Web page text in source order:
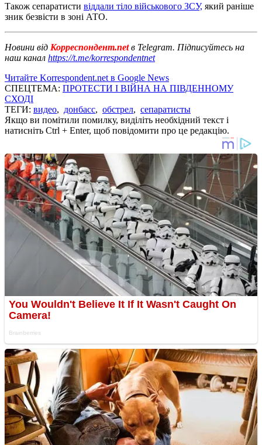
Також сепаратисти віддали тіло військового ЗСУ, який раніше
зник безвісти в зоні АТО.
Новини від Корреспондент.netв Telegram. Підписуйтесь на
наш канал https://t.me/korrespondentnet
Читайте Korrespondent.net в Google News
СПЕЦТЕМА: ПРОТЕСТИ І ВІЙНА НА ПІВДЕННОМУ
СХОДІ
ТЕГИ: видео, донбасс, обстрел, сепаратисты
Якщо ви помітили помилку, виділіть необхідний текст і
натисніть Ctrl + Enter, щоб повідомити про це редакцію.